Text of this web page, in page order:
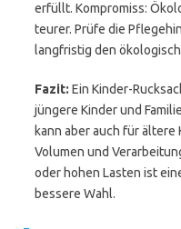
erfüllt. Kompromiss:
teurer. Prüfe die
langfristig den
Fazit: Ein Kinder-
jüngere Kinder und
kann aber auch für ältere
Volumen und
oder hohen Lasten ist
bessere Wahl.